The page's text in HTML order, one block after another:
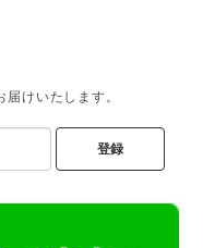
けいたします。
登録